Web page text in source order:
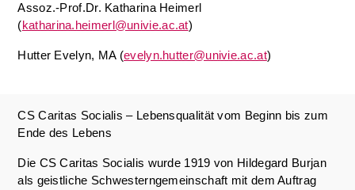
Assoz.-Prof.Dr. Katharina Heimerl
(katharina.heimerl@univie.ac.at)
Hutter Evelyn, MA (evelyn.hutter@univie.ac.at)
CS Caritas Socialis – Lebensqualität vom Beginn bis zum
Ende des Lebens
Die CS Caritas Socialis wurde 1919 von Hildegard Burjan
als geistliche Schwesterngemeinschaft mit dem Auftrag